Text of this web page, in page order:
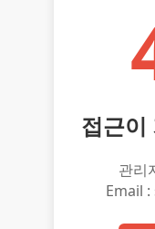
접근이
관리
Email